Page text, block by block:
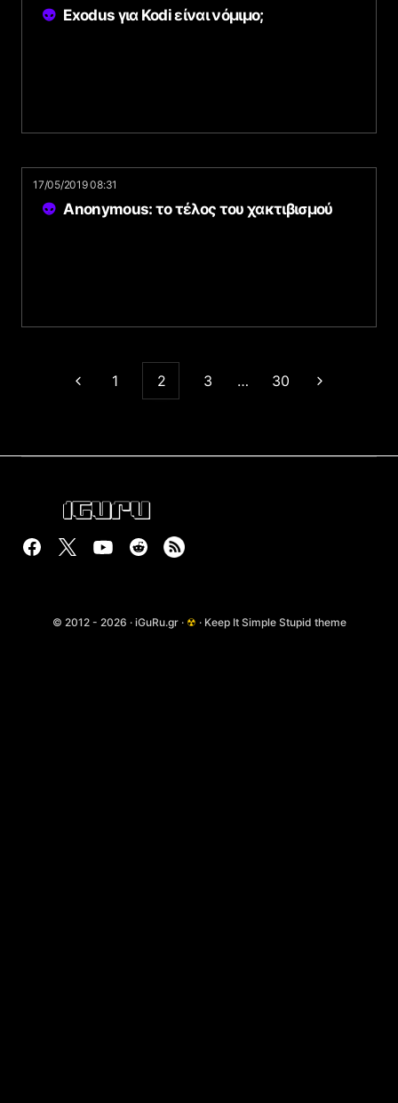
Exodus για Kodi είναι νόμιμο;
17/05/2019 08:31
Anonymous: το τέλος του χακτιβισμού
1 2 3 … 30
© 2012 - 2026 · iGuRu.gr · ☢ · Keep It Simple Stupid theme